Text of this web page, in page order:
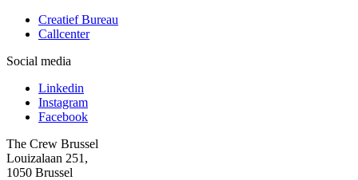
Creatief Bureau
Callcenter
Social media
Linkedin
Instagram
Facebook
The Crew Brussel
Louizalaan 251,
1050 Brussel